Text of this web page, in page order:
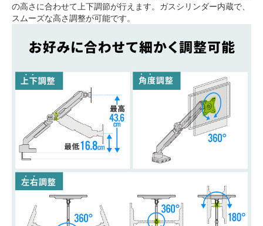
の高さに合わせて上下調節が行えます。ガスシリンダー内蔵で、
スムーズな高さ調整が可能です。